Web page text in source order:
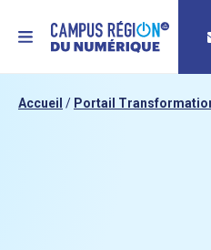
MENU
Accueil / Portail